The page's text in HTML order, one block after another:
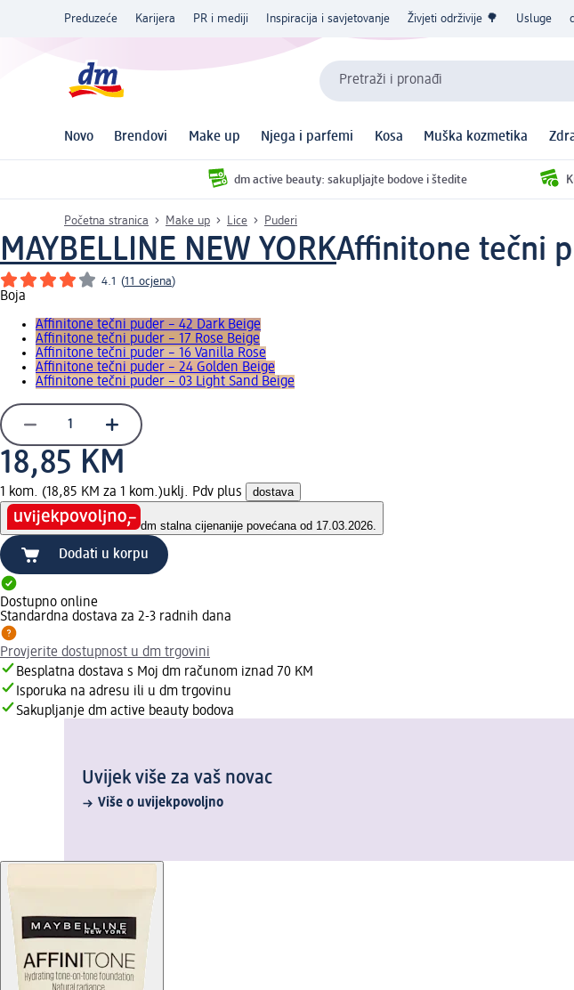
Preduzeće Karijera PR i mediji Inspiracija i savjetovanje Živjeti održivije 🌳 Usluge
Pretraži i pronađi
Novo Brendovi Make up Njega i parfemi Kosa Muška kozmetika
dm active beauty: sakupljajte bodove i štedite
Početna stranica Make up Lice Puderi
MAYBELLINE NEW YORKAffinitone tečni
4.1 (11 ocjena)
Boja
Affinitone tečni puder – 42 Dark Beige
Affinitone tečni puder – 17 Rose Beige
Affinitone tečni puder – 16 Vanilla Rose
Affinitone tečni puder – 24 Golden Beige
Affinitone tečni puder – 03 Light Sand Beige
18,85 KM
1 kom. (18,85 KM za 1 kom.)uklj. Pdv plus dostava
dm stalna cijenanije povećana od 17.03.2026.
Dodati u korpu
Dostupno online
Standardna dostava za 2-3 radnih dana
Provjerite dostupnost u dm trgovini
Besplatna dostava s Moj dm računom iznad 70 KM
Isporuka na adresu ili u dm trgovinu
Sakupljanje dm active beauty bodova
Uvijek više za vaš novac
Više o uvijekpovoljno